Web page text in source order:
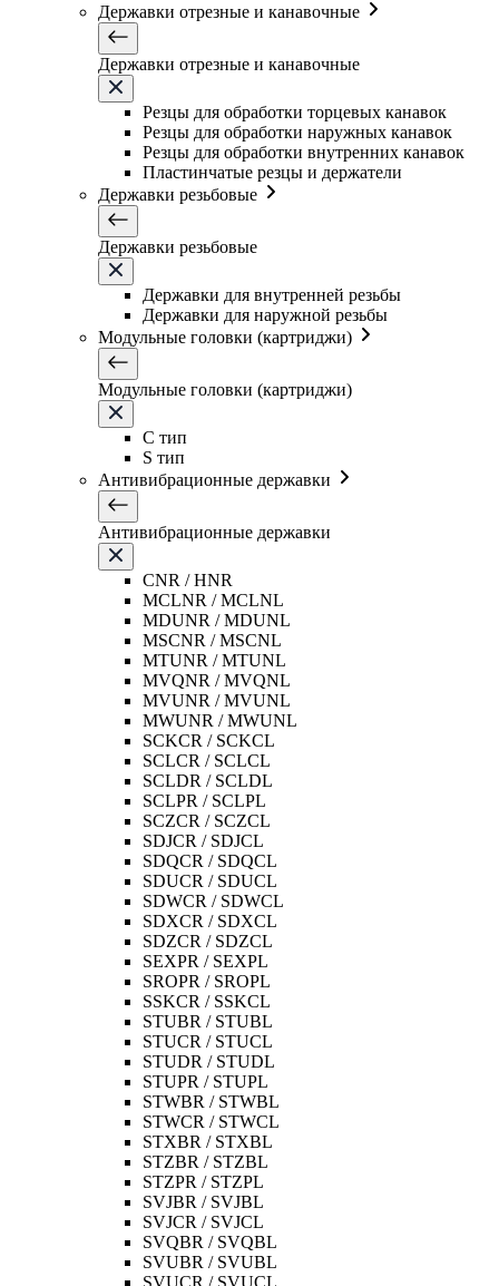
Державки отрезные и канавочные
Державки отрезные и канавочные
Резцы для обработки торцевых канавок
Резцы для обработки наружных канавок
Резцы для обработки внутренних канавок
Пластинчатые резцы и держатели
Державки резьбовые
Державки резьбовые
Державки для внутренней резьбы
Державки для наружной резьбы
Модульные головки (картриджи)
Модульные головки (картриджи)
C тип
S тип
Антивибрационные державки
Антивибрационные державки
CNR / HNR
MCLNR / MCLNL
MDUNR / MDUNL
MSCNR / MSCNL
MTUNR / MTUNL
MVQNR / MVQNL
MVUNR / MVUNL
MWUNR / MWUNL
SCKCR / SCKCL
SCLCR / SCLCL
SCLDR / SCLDL
SCLPR / SCLPL
SCZCR / SCZCL
SDJCR / SDJCL
SDQCR / SDQCL
SDUCR / SDUCL
SDWCR / SDWCL
SDXCR / SDXCL
SDZCR / SDZCL
SEXPR / SEXPL
SROPR / SROPL
SSKCR / SSKCL
STUBR / STUBL
STUCR / STUCL
STUDR / STUDL
STUPR / STUPL
STWBR / STWBL
STWCR / STWCL
STXBR / STXBL
STZBR / STZBL
STZPR / STZPL
SVJBR / SVJBL
SVJCR / SVJCL
SVQBR / SVQBL
SVUBR / SVUBL
SVUCR / SVUCL